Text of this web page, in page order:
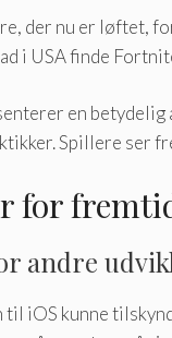
der nu er løftet,
i USA finde
en betydelig
Spillere ser
for
andre
iOS kunne